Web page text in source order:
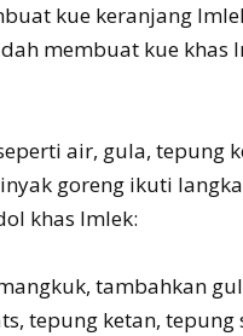
kue keranjang
membuat kue khas
air, gula, tepung
goreng ikuti
khas Imlek:
tambahkan
tepung ketan, tepung